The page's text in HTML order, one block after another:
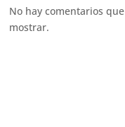
No hay comentarios que
mostrar.